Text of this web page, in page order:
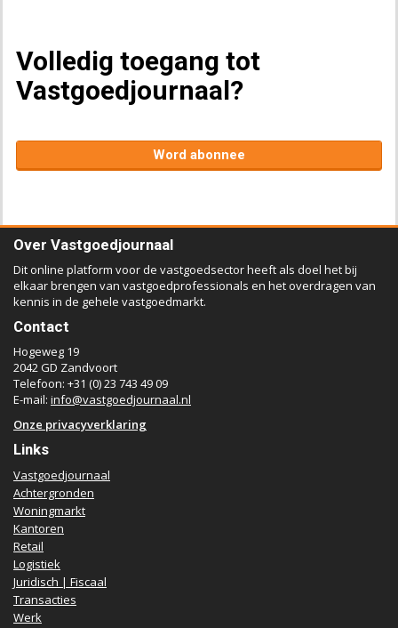
Volledig toegang tot
Vastgoedjournaal?
Word abonnee
Over Vastgoedjournaal
Dit online platform voor de vastgoedsector heeft als doel het bij
elkaar brengen van vastgoedprofessionals en het overdragen van
kennis in de gehele vastgoedmarkt.
Contact
Hogeweg 19
2042 GD Zandvoort
Telefoon: +31 (0) 23 743 49 09
E-mail: info@vastgoedjournaal.nl
Onze privacyverklaring
Links
Vastgoedjournaal
Achtergronden
Woningmarkt
Kantoren
Retail
Logistiek
Juridisch | Fiscaal
Transacties
Werk